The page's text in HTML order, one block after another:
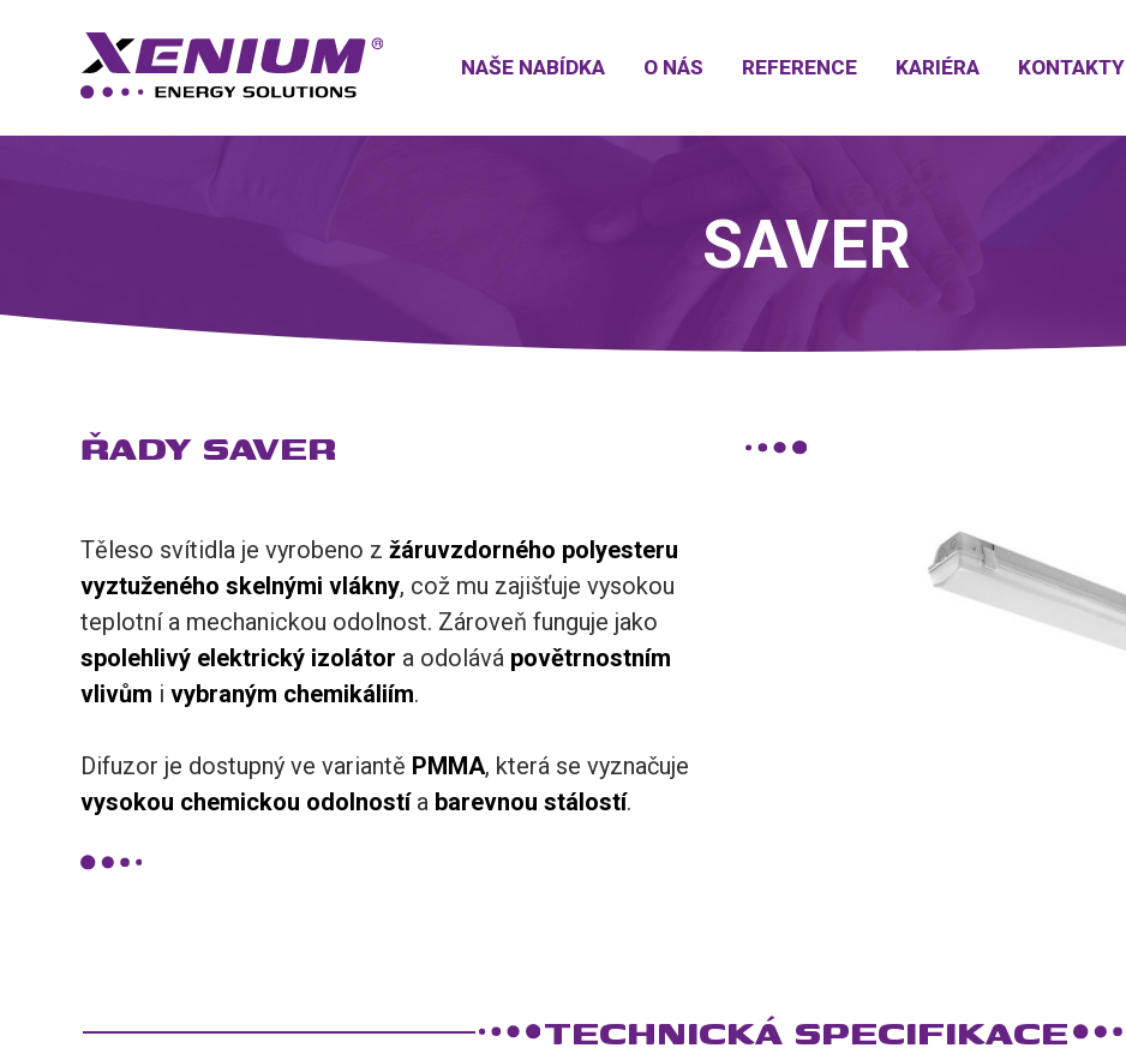
NAŠE NABÍDKA O NÁS REFERENCE KARIÉRA KONTAKTY
SAVER
ŘADY SAVER
Těleso svítidla je vyrobeno zžáruvzdorného polyesteru
vyztuženého skelnými vlákny, což mu zajišťuje vysokou
teplotní a mechanickou odolnost. Zároveň funguje jako
spolehlivý elektrický izolátor a odolává povětrnostním
vlivům i vybraným chemikáliím.
Difuzor je dostupný ve variantě PMMA, která se vyznačuje
vysokou chemickou odolností a barevnou stálostí.
TECHNICKÁ SPECIFIKACE